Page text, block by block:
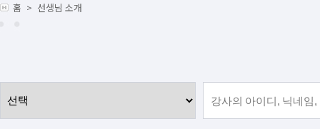
1 안쌤
홈 > 선생님 소개